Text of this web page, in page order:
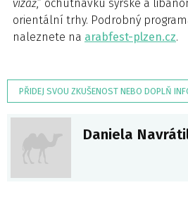
vizáž,“ ochutnávku syrské a
orientální trhy. Podrobný
naleznete na arabfest-plzen.cz.
PŘIDEJ SVOU ZKUŠENOST NEBO DOPLŇ
Daniela